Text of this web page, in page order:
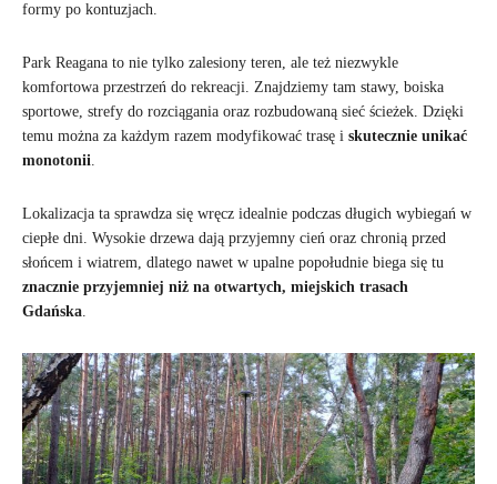
formy po kontuzjach.
Park Reagana to nie tylko zalesiony teren, ale też niezwykle
komfortowa przestrzeń do rekreacji. Znajdziemy tam stawy, boiska
sportowe, strefy do rozciągania oraz rozbudowaną sieć ścieżek. Dzięki
temu można za każdym razem modyfikować trasę i skutecznie unikać
monotonii.
Lokalizacja ta sprawdza się wręcz idealnie podczas długich wybiegań w
ciepłe dni. Wysokie drzewa dają przyjemny cień oraz chronią przed
słońcem i wiatrem, dlatego nawet w upalne popołudnie biega się tu
znacznie przyjemniej niż na otwartych, miejskich trasach
Gdańska.